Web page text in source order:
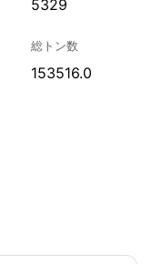
5329
総トン数
153516.0